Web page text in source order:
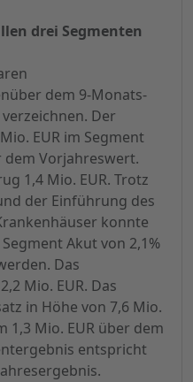
drei Segmenten
dem 9-Monats-
Der
EUR im Segment
dem Vorjahreswert.
1,4 Mio. EUR. Trotz
der Einführung des
konnte
Akut von 2,1%
Das
Mio. EUR. Das
in Höhe von 7,6 Mio.
1,3 Mio. EUR über dem
entspricht